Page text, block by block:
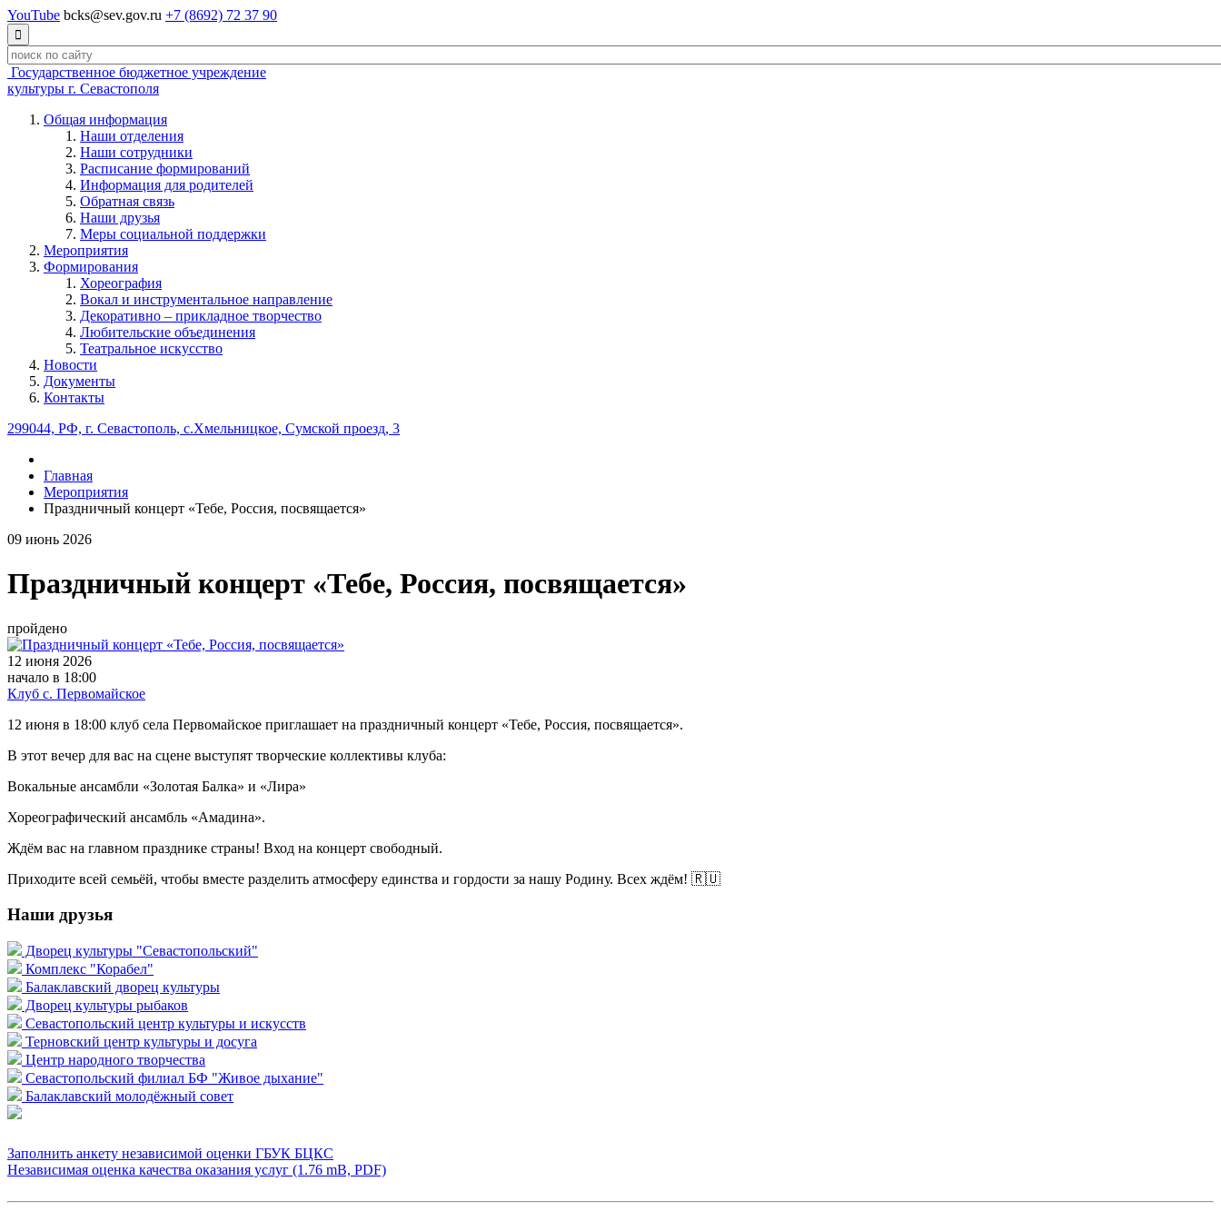
YouTube bcks@sev.gov.ru +7 (8692) 72 37 90

Государственное бюджетное учреждение
культуры г. Севастополя
Общая информация
Наши отделения
Наши сотрудники
Расписание формирований
Информация для родителей
Обратная связь
Наши друзья
Меры социальной поддержки
Мероприятия
Формирования
Хореография
Вокал и инструментальное направление
Декоративно – прикладное творчество
Любительские объединения
Театральное искусство
Новости
Документы
Контакты
299044, РФ, г. Севастополь, с.Хмельницкое, Сумской проезд, 3
Главная
Мероприятия
Праздничный концерт «Тебе, Россия, посвящается»
09 июнь 2026
Праздничный концерт «Тебе, Россия, посвящается»
пройдено
12 июня 2026
начало в 18:00
Клуб с. Первомайское
12 июня в 18:00 клуб села Первомайское приглашает на праздничный концерт «Тебе, Россия, посвящается».
В этот вечер для вас на сцене выступят творческие коллективы клуба:
Вокальные ансамбли «Золотая Балка» и «Лира»
Хореографический ансамбль «Амадина».
Ждём вас на главном празднике страны! Вход на концерт свободный.
Приходите всей семьёй, чтобы вместе разделить атмосферу единства и гордости за нашу Родину. Всех ждём! 🇷🇺
Наши друзья
Дворец культуры "Севастопольский"
Комплекс "Корабел"
Балаклавский дворец культуры
Дворец культуры рыбаков
Севастопольский центр культуры и искусств
Терновский центр культуры и досуга
Центр народного творчества
Севастопольский филиал БФ "Живое дыхание"
Балаклавский молодёжный совет
Заполнить анкету независимой оценки ГБУК БЦКС
Независимая оценка качества оказания услуг (1.76 mB, PDF)